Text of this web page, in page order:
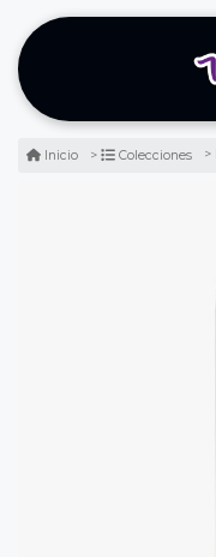
Inicio Colecciones